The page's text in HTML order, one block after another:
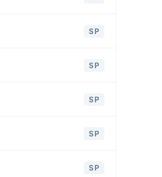
SP
SP
SP
SP
SP